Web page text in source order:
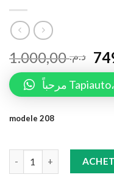
د.م.1.000,00
modele 208
Tapis 8D plus (Noir/